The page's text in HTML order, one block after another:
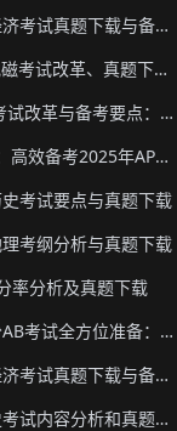
2025年AP微观经济考试真题下载与备考要点
2025 AP物理C电磁考试改革、真题下载与备考要点
2025 AP心理学考试改革与备考要点：真题下载&教材推荐
掌握核心知识点：高效备考2025年AP化学
考试要点与真题下载
考纲分析与真题下载
率分析及真题下载
2025年AP微积分AB考试全方位准备：真题资源、考试形式与策略
2025年AP宏观经济考试真题下载与备考要点
2025年AP欧洲史考试内容分析和真题下载